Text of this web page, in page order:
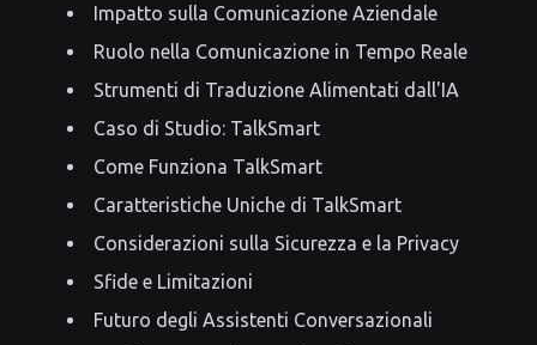
Impatto sulla Comunicazione Aziendale
Ruolo nella Comunicazione in Tempo Reale
Strumenti di Traduzione Alimentati dall'IA
Caso di Studio: TalkSmart
Come Funziona TalkSmart
Caratteristiche Uniche di TalkSmart
Considerazioni sulla Sicurezza e la Privacy
Sfide e Limitazioni
Futuro degli Assistenti Conversazionali